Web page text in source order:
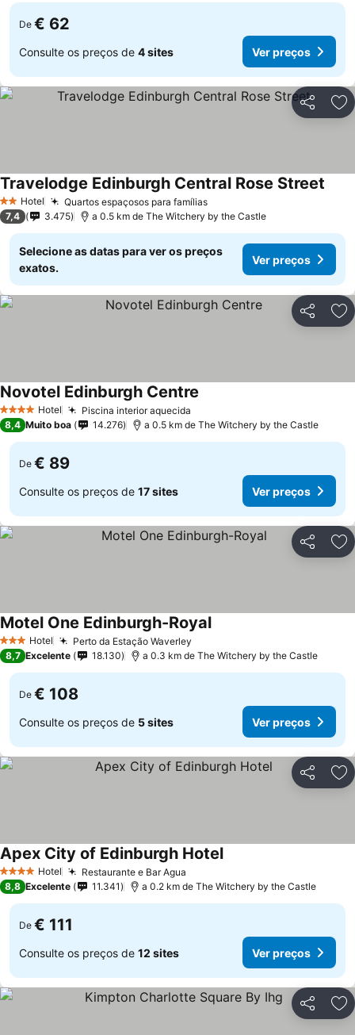
De € 62
Consulte os preços de 4 sites Ver preços
Partilhar
2 Estrelas
Hotel Quartos espaçosos para famíliasVer preços
Travelodge Edinburgh Central Rose Street
7,4 3.475 a 0.5 km de The Witchery by the Castle
Selecione as datas para ver os preços
exatos.
Ver preços
Partilhar
4 EstrelasHotel Piscina interior aquecida
Novotel Edinburgh Centre
8,4 Muito boa 14.276 a 0.5 km de The Witchery by the Castle
De € 89
Consulte os preços de 17 sites Ver preços
Partilhar
3 EstrelasHotel Perto da Estação Waverley
Motel One Edinburgh-RoyalVer preços
8,7 Excelente 18.130 a 0.3 km de The Witchery by the Castle
De € 108
Consulte os preços de 5 sites Ver preços
Partilhar
4 EstrelasHotel Restaurante e Bar Agua
Apex City of Edinburgh HotelVer preços
8,8 Excelente 11.341 a 0.2 km de The Witchery by the Castle
De € 111
Consulte os preços de 12 sites Ver preços
Partilhar